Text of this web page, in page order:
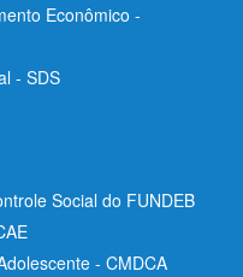
Econômico -
- SDS
Social do FUNDEB
- CMDCA